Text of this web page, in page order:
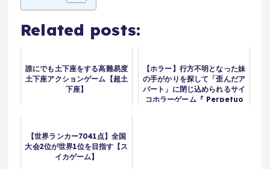
Related posts:
誰にでも土下座をする高難易度
土下座アクションゲーム【超土
下座】
【ホラー】行方不明となった妹
の手がかりを探して「歪んだア
パート」に閉じ込められるサイ
コホラーゲーム『 Perpetuo
【世界ランカー7041点】全国
大会2位が世界1位を目指す【ス
イカゲーム】